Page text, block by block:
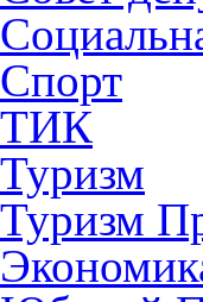
Спорт
ТИК
Туризм
Туризм